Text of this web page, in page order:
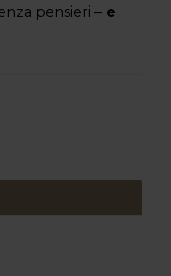
pensieri – e